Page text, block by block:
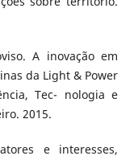
A inovação em
da Light & Power
Tec- nologia e
2015.
e interesses,